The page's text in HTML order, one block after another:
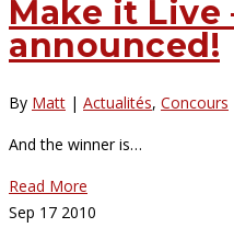
Make it Live
announced!
By Matt | Actualités, Concours
And the winner is…
Read More
Sep 17 2010